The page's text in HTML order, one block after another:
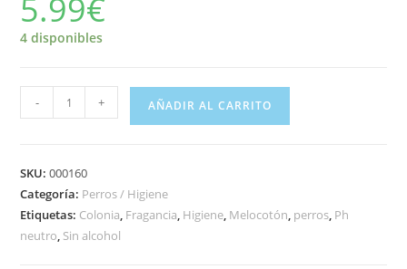
5.99€
4 disponibles
- + AÑADIR AL CARRITO
SKU:000160
Categoría: Perros / Higiene
Etiquetas: Colonia, Fragancia, Higiene, Melocotón, perros, Ph
neutro, Sin alcohol